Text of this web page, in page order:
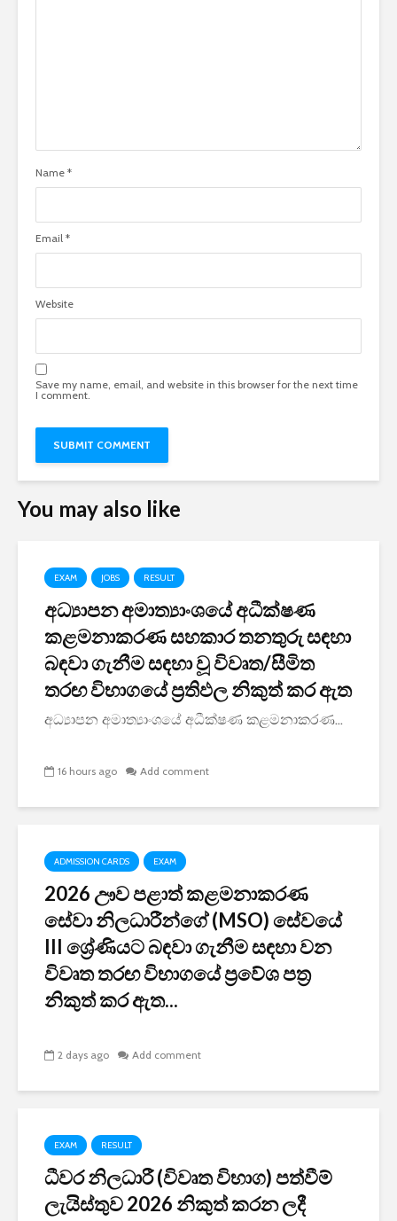
Name *
Email *
Website
Save my name, email, and website in this browser for the next time
I comment.
You may also like
EXAM JOBS RESULT
අධ්‍යාපන අමාත්‍යාංශයේ අධීක්ෂණ
කළමනාකරණ සහකාර තනතුරු සඳහා
බඳවා ගැනීම සඳහා වූ විවෘත/සීමිත
තරඟ විභාගයේ ප්‍රතිඵල නිකුත් කර ඇත
අධ්‍යාපන අමාත්‍යාංශයේ අධීක්ෂණ කළමනාකරණ...
16 hours ago Add comment
ADMISSION CARDS EXAM
2026 ඌව පළාත් කළමනාකරණ
සේවා නිලධාරීන්ගේ (MSO) සේවයේ
III ශ්‍රේණියට බඳවා ගැනීම සඳහා වන
විවෘත තරඟ විභාගයේ ප්‍රවේශ පත්‍ර
නිකුත් කර ඇත...
2 days ago Add comment
EXAM RESULT
ධීවර නිලධාරී (විවෘත විභාග) පත්වීම්
ලැයිස්තුව 2026 නිකුත් කරන ලදී